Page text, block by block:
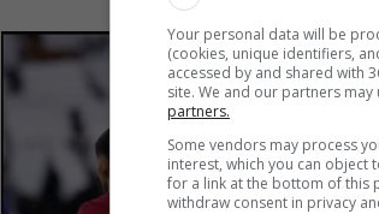
Your personal data will be
(cookies, unique identifiers,
accessed by and shared with
site. We and our partners
partners.
Some vendors may process
interest, which you can object
for a link at the bottom of this
withdraw consent in privacy